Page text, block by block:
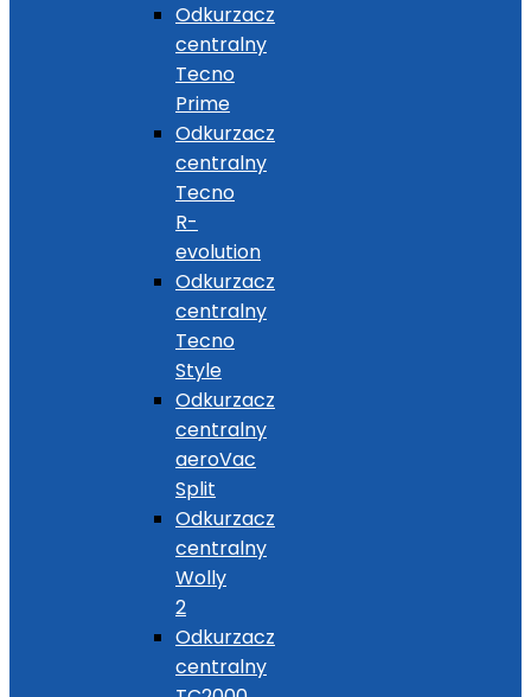
Odkurzacz
centralny
Tecno
Prime
Odkurzacz
centralny
Tecno
R-
evolution
Odkurzacz
centralny
Tecno
Style
Odkurzacz
centralny
aeroVac
Split
Odkurzacz
centralny
Wolly
2
Odkurzacz
centralny